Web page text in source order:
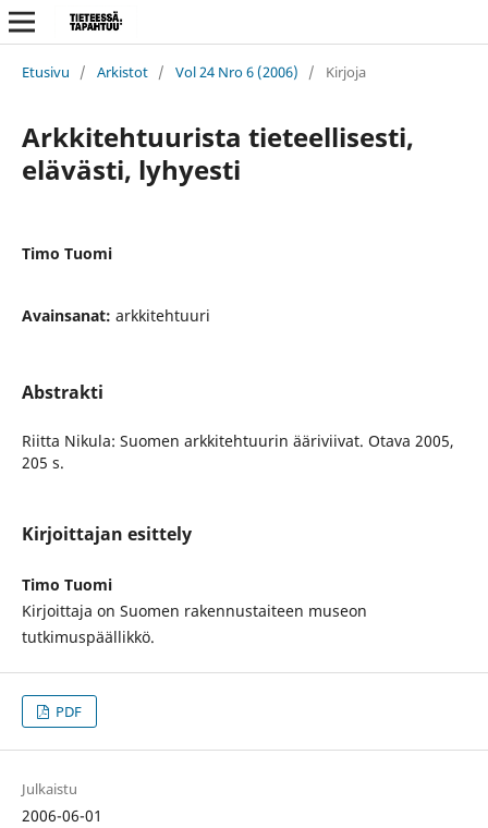
Etusivu / Arkistot / Vol 24 Nro 6 (2006) / Kirjoja
Arkkitehtuurista tieteellisesti,
elävästi, lyhyesti
Timo Tuomi
Avainsanat: arkkitehtuuri
Abstrakti
Riitta Nikula: Suomen arkkitehtuurin ääriviivat. Otava 2005,
205 s.
Kirjoittajan esittely
Timo Tuomi
Kirjoittaja on Suomen rakennustaiteen museon
tutkimuspäällikkö.
PDF
Julkaistu
2006-06-01